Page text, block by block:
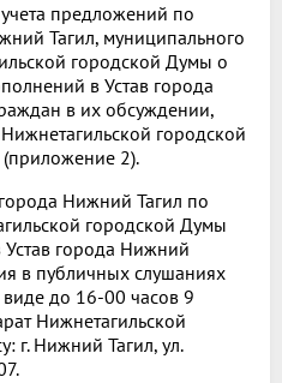
предложений по
Тагил, муниципального
городской Думы о
в Устав города
в их обсуждении,
городской
2).
Нижний Тагил по
городской Думы
города Нижний
в публичных слушаниях
до 16-00 часов 9
Нижнетагильской
г. Нижний Тагил, ул.